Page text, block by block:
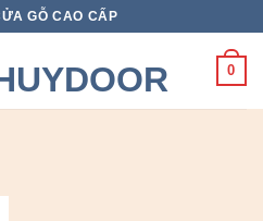
GỖ CAO CẤP
0